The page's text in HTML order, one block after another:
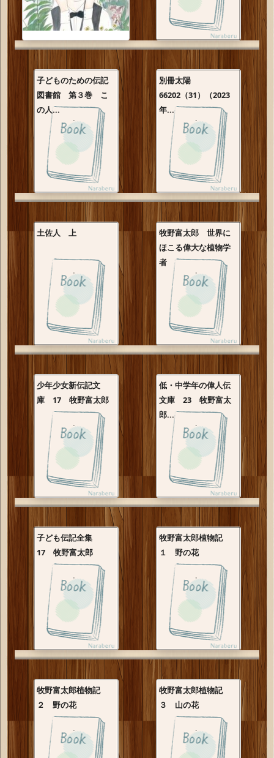
子どものための伝記
図書館 第３巻 こ
の人...
別冊太陽
66202（31）（2023
年...
土佐人 上
牧野富太郎 世界に
ほこる偉大な植物学
者
少年少女新伝記文
庫 17 牧野富太郎
低・中学年の偉人伝
文庫 23 牧野富太
郎...
子ども伝記全集
17 牧野富太郎
牧野富太郎植物記
１ 野の花
牧野富太郎植物記
２ 野の花
牧野富太郎植物記
３ 山の花